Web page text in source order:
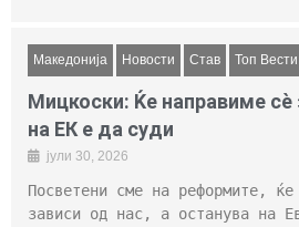
Македонија Новости Став Топ Вести
Мицкоски: Ќе направиме сè
на ЕК е да суди
јули 30, 2026
Посветени сме на реформите,
зависи од нас, а останува на